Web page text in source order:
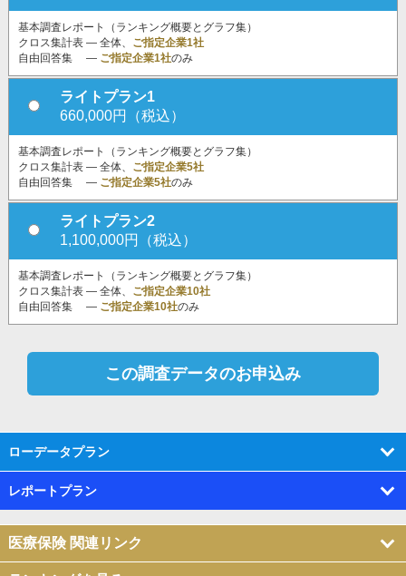
基本調査レポート（ランキング概要とグラフ集）
クロス集計表 ― 全体、 ご指定企業1社
自由回答集 ― ご指定企業1社のみ
ライトプラン1
660,000円（税込）
基本調査レポート（ランキング概要とグラフ集）
クロス集計表 ― 全体、 ご指定企業5社
自由回答集 ― ご指定企業5社のみ
ライトプラン2
1,100,000円（税込）
基本調査レポート（ランキング概要とグラフ集）
クロス集計表 ― 全体、 ご指定企業10社
自由回答集 ― ご指定企業10社のみ
ローデータプラン
レポートプラン
医療保険 関連リンク